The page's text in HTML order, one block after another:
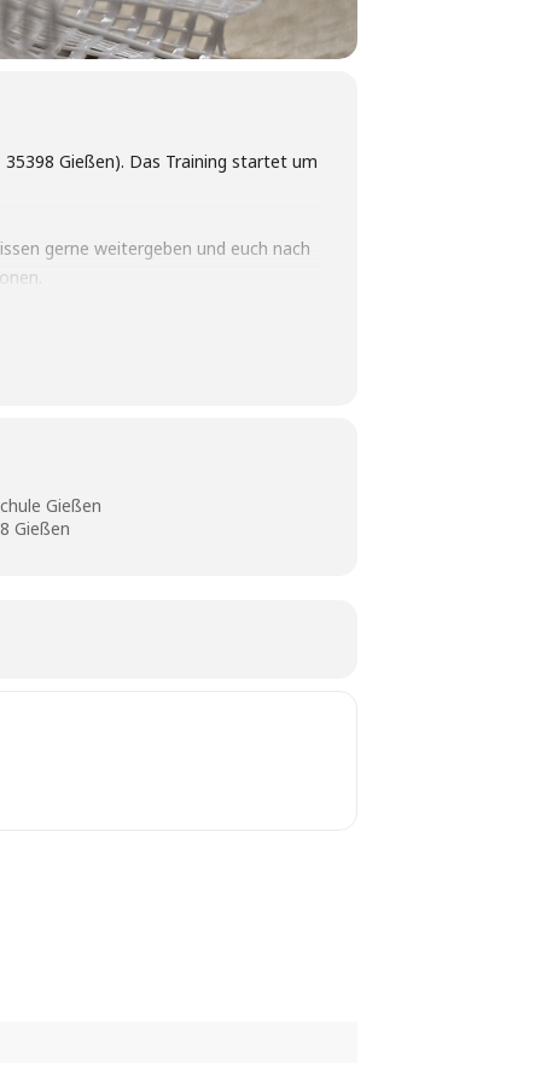
Gießen). Das Training startet um
gerne weitergeben und euch nach
Gießen
Gießen